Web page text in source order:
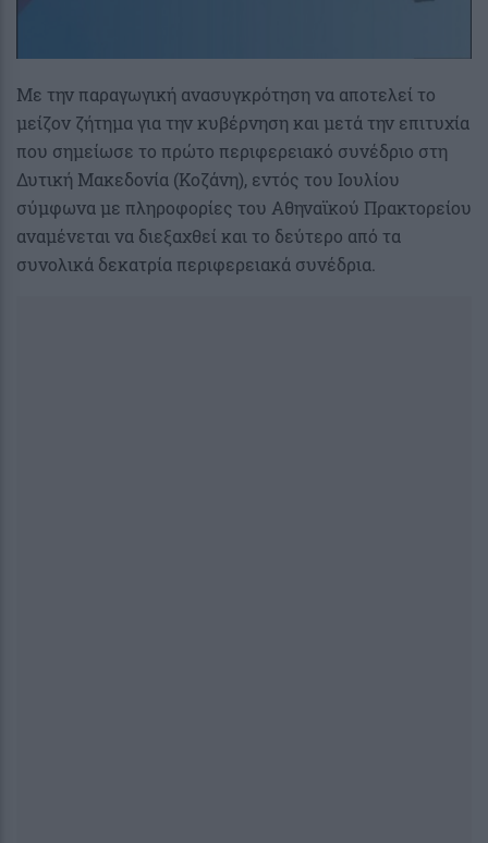
Με την παραγωγική ανασυγκρότηση να αποτελεί το
μείζον ζήτημα για την κυβέρνηση και μετά την επιτυχία
που σημείωσε το πρώτο περιφερειακό συνέδριο στη
Δυτική Μακεδονία (Κοζάνη), εντός του Ιουλίου
σύμφωνα με πληροφορίες του Αθηναϊκού Πρακτορείου
αναμένεται να διεξαχθεί και το δεύτερο από τα
συνολικά δεκατρία περιφερειακά συνέδρια.